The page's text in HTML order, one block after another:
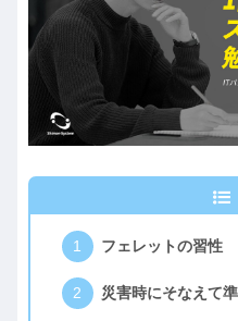
フェレットの習性
災害時にそなえて